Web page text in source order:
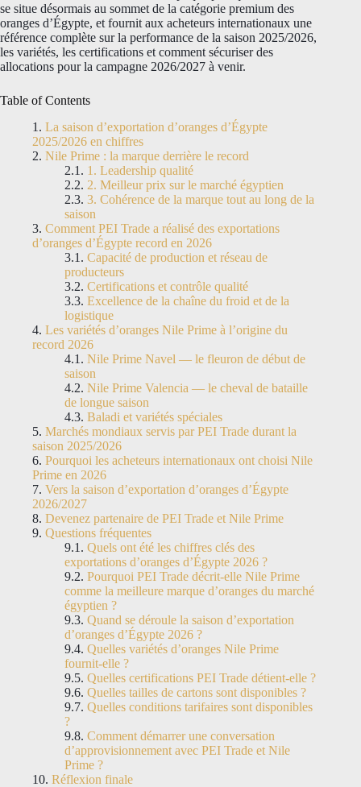
se situe désormais au sommet de la catégorie premium des
oranges d’Égypte, et fournit aux acheteurs internationaux une
référence complète sur la performance de la saison 2025/2026,
les variétés, les certifications et comment sécuriser des
allocations pour la campagne 2026/2027 à venir.
Table of Contents
La saison d’exportation d’oranges d’Égypte
2025/2026 en chiffres
Nile Prime : la marque derrière le record
1. Leadership qualité
2. Meilleur prix sur le marché égyptien
3. Cohérence de la marque tout au long de la
saison
Comment PEI Trade a réalisé des exportations
d’oranges d’Égypte record en 2026
Capacité de production et réseau de
producteurs
Certifications et contrôle qualité
Excellence de la chaîne du froid et de la
logistique
Les variétés d’oranges Nile Prime à l’origine du
record 2026
Nile Prime Navel — le fleuron de début de
saison
Nile Prime Valencia — le cheval de bataille
de longue saison
Baladi et variétés spéciales
Marchés mondiaux servis par PEI Trade durant la
saison 2025/2026
Pourquoi les acheteurs internationaux ont choisi Nile
Prime en 2026
Vers la saison d’exportation d’oranges d’Égypte
2026/2027
Devenez partenaire de PEI Trade et Nile Prime
Questions fréquentes
Quels ont été les chiffres clés des
exportations d’oranges d’Égypte 2026 ?
Pourquoi PEI Trade décrit-elle Nile Prime
comme la meilleure marque d’oranges du marché
égyptien ?
Quand se déroule la saison d’exportation
d’oranges d’Égypte 2026 ?
Quelles variétés d’oranges Nile Prime
fournit-elle ?
Quelles certifications PEI Trade détient-elle ?
Quelles tailles de cartons sont disponibles ?
Quelles conditions tarifaires sont disponibles
?
Comment démarrer une conversation
d’approvisionnement avec PEI Trade et Nile
Prime ?
Réflexion finale